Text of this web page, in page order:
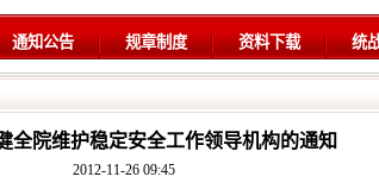
通知公告 规章制度 资料下载 统
全院维护稳定安全工作领导机构的通知
2012-11-26 09:45